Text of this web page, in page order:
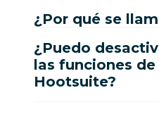
¿Por qué se
¿Puedo
las funciones de
Hootsuite?